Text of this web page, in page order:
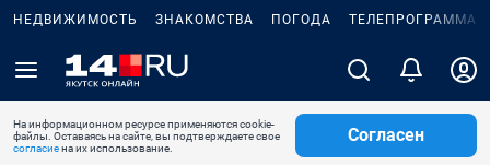
НЕДВИЖИМОСТЬ ЗНАКОМСТВА ПОГОДА ТЕЛЕПРОГРАММА
На информационном ресурсе применяются cookie-
файлы. Оставаясь на сайте, вы подтверждаете свое
согласиена их использование.
Согласен